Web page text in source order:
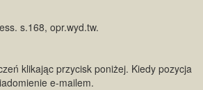
s.168, opr.wyd.tw.
klikając przycisk poniżej. Kiedy pozycja
e-mailem.